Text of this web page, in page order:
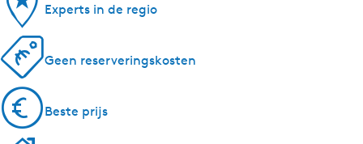
Experts in de regio
Geen reserveringskosten
Beste prijs